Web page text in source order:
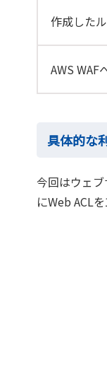
作成した
AWS WAF
具体的な
今回はウェ
にWeb ACL